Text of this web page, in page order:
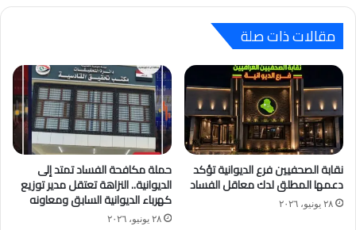
مقالات ذات صلة
نقابة الصحفيين فرع الديوانية تؤكد
دعمها المطلق لدك معاقل الفساد
٢٨ يونيو، ٢٠٢٦
حملة مكافحة الفساد تمتد إلى
الديوانية.. النزاهة تعتقل مدير توزيع
كهرباء الديوانية السابق ومعاونه
٢٨ يونيو، ٢٠٢٦